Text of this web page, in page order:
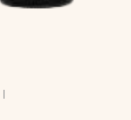
l